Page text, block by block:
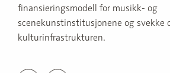
finansieringsmodell for musikk- og
scenekunstinstitusjonene og svekke
kulturinfrastrukturen.